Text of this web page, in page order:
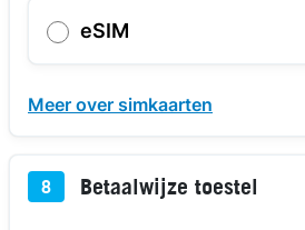
eSIM
Meer over simkaarten
8 Betaalwijze toestel